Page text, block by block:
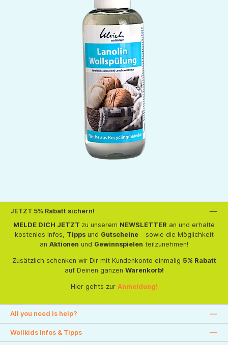
JETZT 5% Rabatt sichern!
MELDE DICH JETZT zu unserem NEWSLETTER an und erhalte
kostenlos Infos, Tippsund Gutscheine- sowie die Möglichkeit
an Aktionen und Gewinnspielen teilzunehmen!
Zusätzlich schenken wir Dir mit Kundenkonto einmalig 5% Rabatt
auf Deinen ganzen Warenkorb!
Hier gehts zur Anmeldung!
All you need is help?
Wollkids Infos & Tipps